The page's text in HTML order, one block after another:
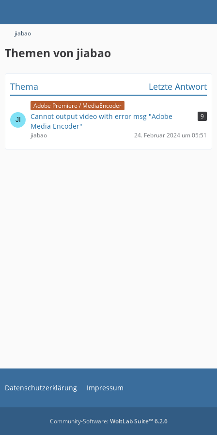
jiabao
Themen von jiabao
Thema Letzte Antwort
Adobe Premiere / MediaEncoder
Cannot output video with error msg "Adobe
Media Encoder"
9
jiabao 24. Februar 2024 um 05:51
Datenschutzerklärung Impressum
Community-Software:WoltLab Suite™ 6.2.6